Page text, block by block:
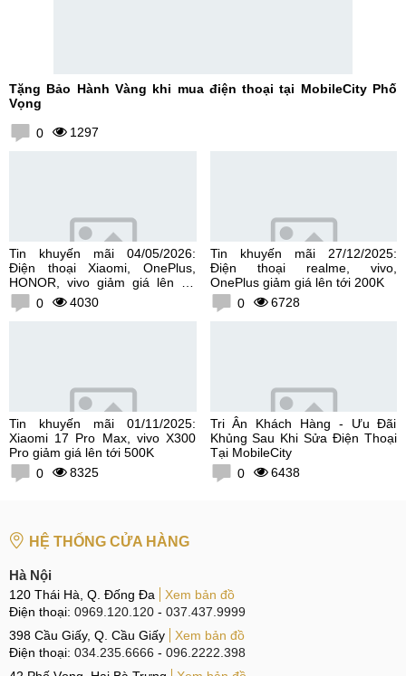
Tặng Bảo Hành Vàng khi mua điện thoại tại MobileCity Phố
Vọng
0 1297
Tin khuyến mãi 04/05/2026:
Điện thoại Xiaomi, OnePlus,
HONOR, vivo giảm giá lên tới
300K0 4030
Tin khuyến mãi 27/12/2025:
Điện thoại realme, vivo,
OnePlus giảm giá lên tới 200K
0
6728
Tin khuyến mãi 01/11/2025:
Xiaomi 17 Pro Max, vivo X300
Pro giảm giá lên tới 500K
0
8325
Tri Ân Khách Hàng - Ưu Đãi
Khủng Sau Khi Sửa Điện Thoại
Tại MobileCity
0
6438
HỆ THỐNG CỬA HÀNG
Hà Nội
120 Thái Hà, Q. Đống Đa
Xem bản đồ
Điện thoại: 0969.120.120 - 037.437.9999
398 Cầu Giấy, Q. Cầu Giấy
Xem bản đồ
Điện thoại: 034.235.6666 - 096.2222.398